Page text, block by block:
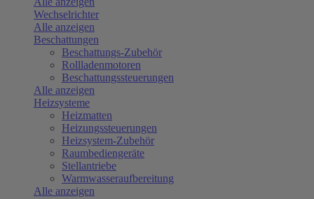
Wechselrichter
Alle anzeigen
Beschattungen
Beschattungs-Zubehör
Rollladenmotoren
Beschattungssteuerungen
Alle anzeigen
Heizsysteme
Heizmatten
Heizungssteuerungen
Heizsystem-Zubehör
Raumbediengeräte
Stellantriebe
Warmwasseraufbereitung
Alle anzeigen